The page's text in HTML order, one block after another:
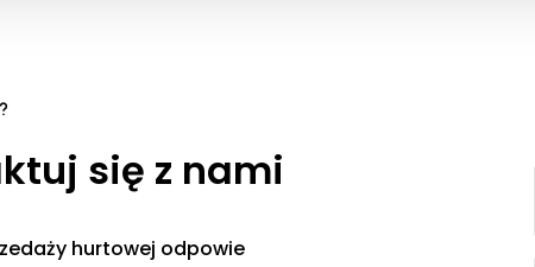
się z nami
hurtowej odpowie